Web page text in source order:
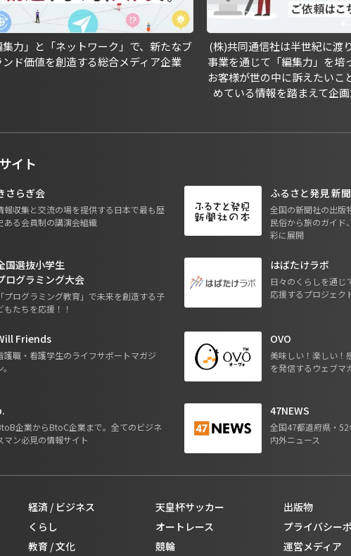
集力」と「ネットワーク」で、新たなブ
ンド価値を創造する総合メディア企業
(株)共同通信社は半世紀に渡
事業を通じて「編集力」を培
お客様が世の中に訴えたいこ
めている情報を踏まえて企画
イト
さらぎ会
報収集と交流の場を提供する日本で最も歴
ある会員制の講演会組織
ふるさと発見 新
全国の新聞社の出版
民俗から旅のガイド
彩に展開
国選抜小学生
ログラミング大会
「プログラミング教育」で未来を創造する子
もたちを応援！！
はばたけラボ
日々のくらしを通じ
応援するプロジェク
Friends
護職・看護学生のライフサポートマガジ
OVO
美味しい！楽しい
を発信するウェブマ
企業からBtoC企業まで。全てのビジネ
マン必見の情報サイト
47NEWS
全国47都道府県・
内外ニュース
経済 / ビジネス
くらし
教育 / 文化
天皇杯サッカー
オートレース
競輪
出版物
プライバシー
運営メディア